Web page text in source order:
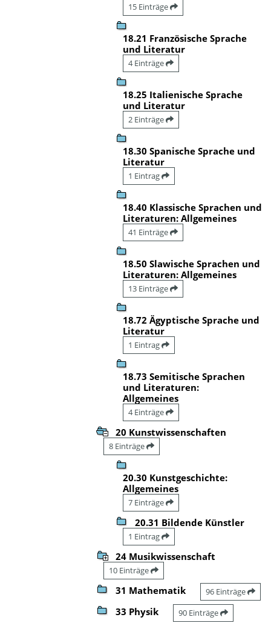
15 Einträge
18.21 Französische Sprache
und Literatur
4 Einträge
18.25 Italienische Sprache
und Literatur
2 Einträge
18.30 Spanische Sprache und
Literatur
1 Eintrag
18.40 Klassische Sprachen und
Literaturen: Allgemeines
41 Einträge
18.50 Slawische Sprachen und
Literaturen: Allgemeines
13 Einträge
18.72 Ägyptische Sprache und
Literatur
1 Eintrag
18.73 Semitische Sprachen
und Literaturen:
Allgemeines
4 Einträge
20 Kunstwissenschaften
8 Einträge
20.30 Kunstgeschichte:
Allgemeines
7 Einträge
20.31 Bildende Künstler
1 Eintrag
24 Musikwissenschaft
10 Einträge
31 Mathematik 96 Einträge
33 Physik 90 Einträge